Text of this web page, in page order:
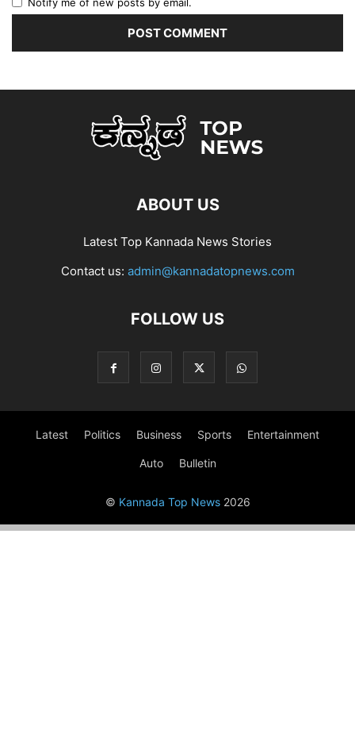
ABOUT US
Latest Top Kannada News Stories
Contact us: admin@kannadatopnews.com
FOLLOW US
Latest Politics Business Sports Entertainment
Auto Bulletin
© Kannada Top News2026